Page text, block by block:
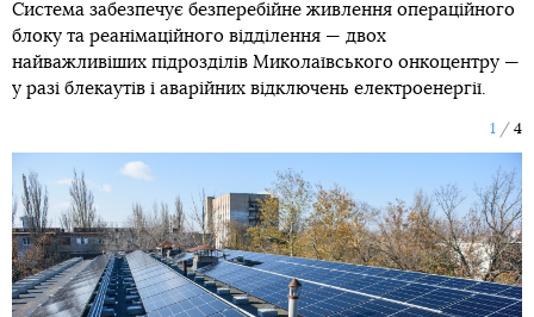
Система забезпечує безперебійне живлення операційного
блоку та реанімаційного відділення — двох
найважливіших підрозділів Миколаївського онкоцентру —
у разі блекаутів і аварійних відключень електроенергії.
1 4